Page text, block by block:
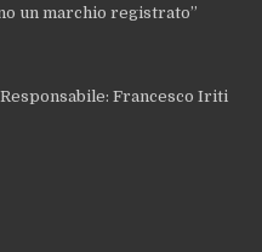
un marchio registrato”
Francesco Iriti